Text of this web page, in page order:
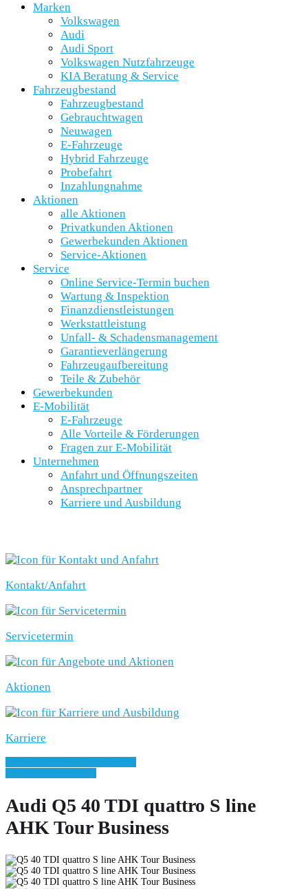
Marken
Volkswagen
Audi
Audi Sport
Volkswagen Nutzfahrzeuge
KIA Beratung & Service
Fahrzeugbestand
Fahrzeugbestand
Gebrauchtwagen
Neuwagen
E-Fahrzeuge
Hybrid Fahrzeuge
Probefahrt
Inzahlungnahme
Aktionen
alle Aktionen
Privatkunden Aktionen
Gewerbekunden Aktionen
Service-Aktionen
Service
Online Service-Termin buchen
Wartung & Inspektion
Finanzdienstleistungen
Werkstattleistung
Unfall- & Schadensmanagement
Garantieverlängerung
Fahrzeugaufbereitung
Teile & Zubehör
Gewerbekunden
E-Mobilität
E-Fahrzeuge
Alle Vorteile & Förderungen
Fragen zur E-Mobilität
Unternehmen
Anfahrt und Öffnungszeiten
Ansprechpartner
Karriere und Ausbildung
Kontakt/Anfahrt
Servicetermin
Aktionen
Karriere
Audi Q5 40 TDI quattro S line
AHK Tour Business